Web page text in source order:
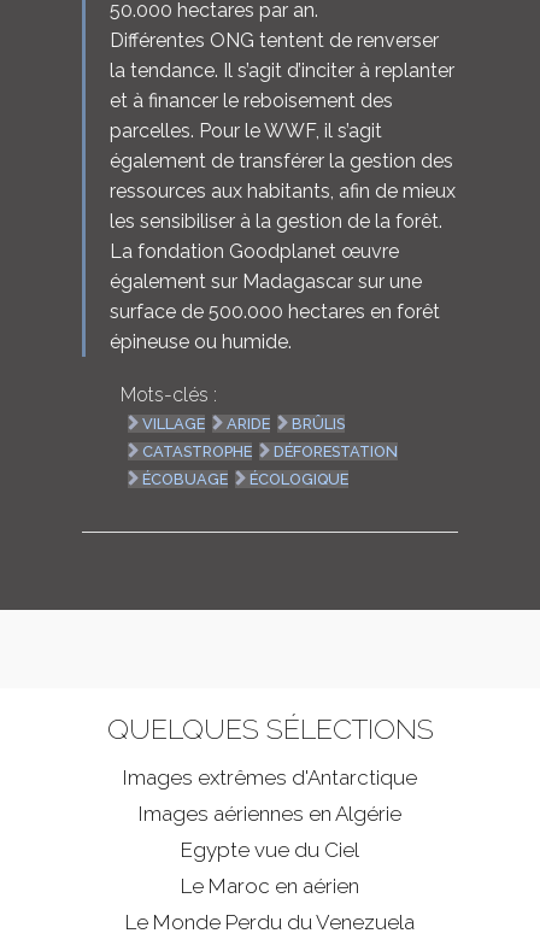
50.000 hectares par an.
Différentes ONG tentent de renverser
la tendance. Il s’agit d’inciter à replanter
et à financer le reboisement des
parcelles. Pour le WWF, il s’agit
également de transférer la gestion des
ressources aux habitants, afin de mieux
les sensibiliser à la gestion de la forêt.
La fondation Goodplanet œuvre
également sur Madagascar sur une
surface de 500.000 hectares en forêt
épineuse ou humide.
Mots-clés :
VILLAGE ARIDE
BRÛLIS
CATASTROPHE
DÉFORESTATION
ÉCOBUAGE
ÉCOLOGIQUE
QUELQUES SÉLECTIONS
Images extrêmes d'Antarctique
Images aériennes en Algérie
Egypte vue du Ciel
Le Maroc en aérien
Le Monde Perdu du Venezuela